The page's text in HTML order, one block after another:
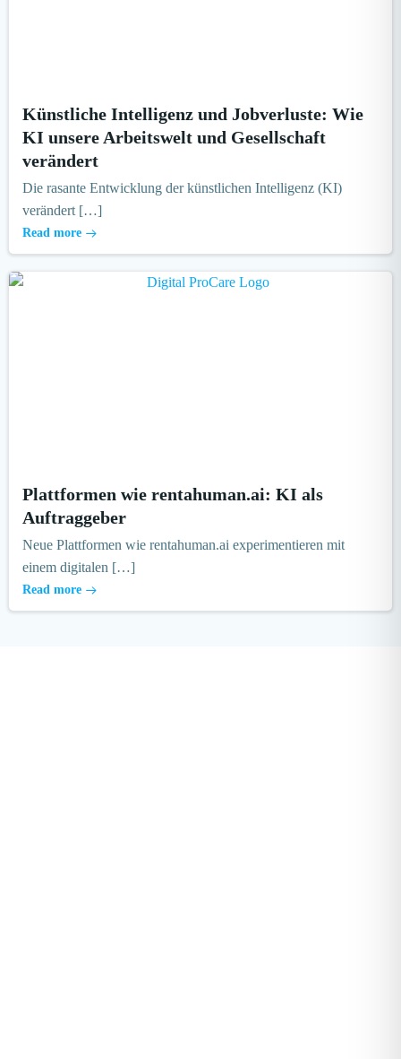
Künstliche Intelligenz und Jobverluste: Wie
KI unsere Arbeitswelt und Gesellschaft
verändert
Die rasante Entwicklung der künstlichen Intelligenz (KI)
verändert […]
Read more
Plattformen wie rentahuman.ai: KI als
Auftraggeber
Neue Plattformen wie rentahuman.ai experimentieren mit
einem digitalen […]
Read more